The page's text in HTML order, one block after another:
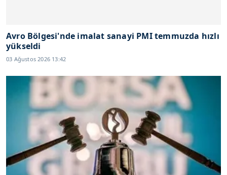
Avro Bölgesi'nde imalat sanayi PMI temmuzda hızlı
yükseldi
03 Ağustos 2026 13:42